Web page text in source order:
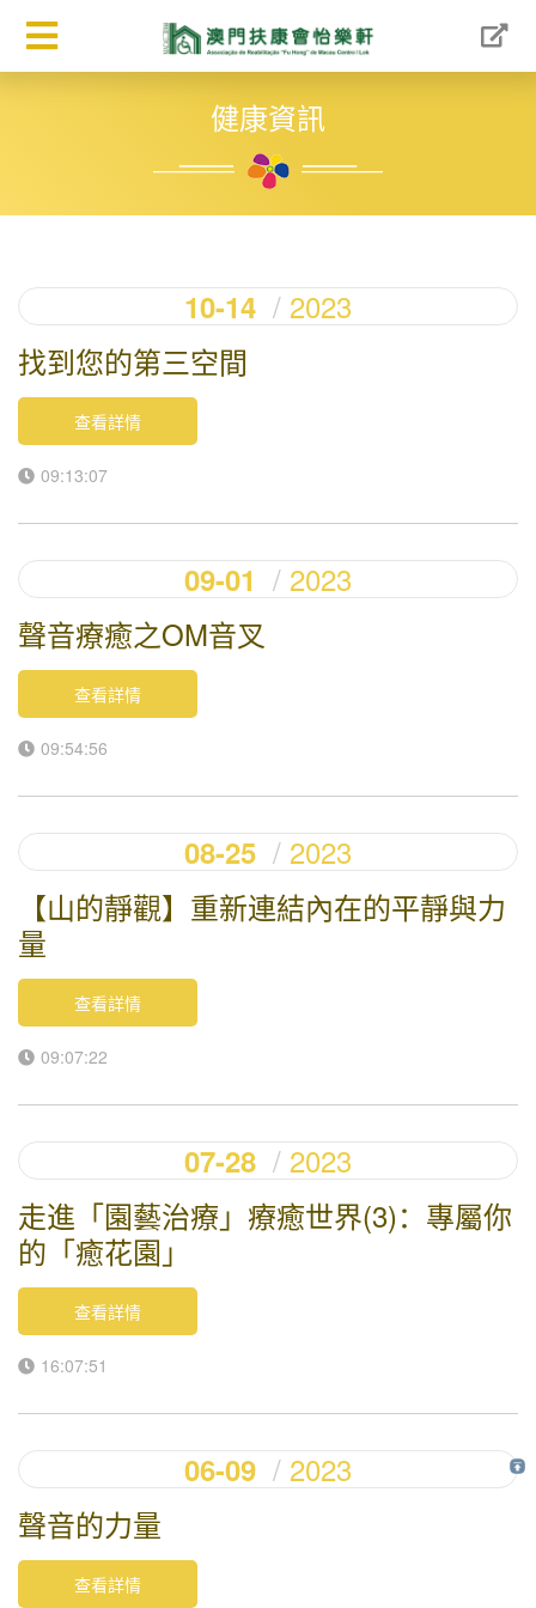
健康資訊
10-14
2023
找到您的第三空間
查看詳情
09:13:07
09-01
2023
聲音療癒之OM音叉
查看詳情
09:54:56
08-25
2023
【山的靜觀】重新連結內在的平靜與力
量
查看詳情
09:07:22
07-28
2023
走進「園藝治療」療癒世界(3)：專屬你
的「癒花園」
查看詳情
16:07:51
06-09
2023
聲音的力量
查看詳情